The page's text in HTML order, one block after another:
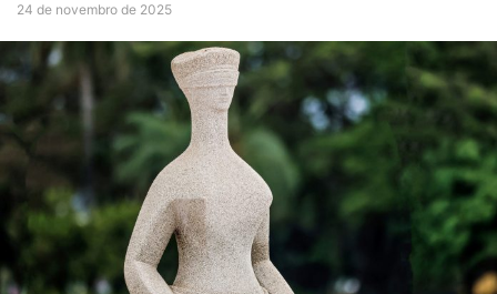
24 de novembro de 2025